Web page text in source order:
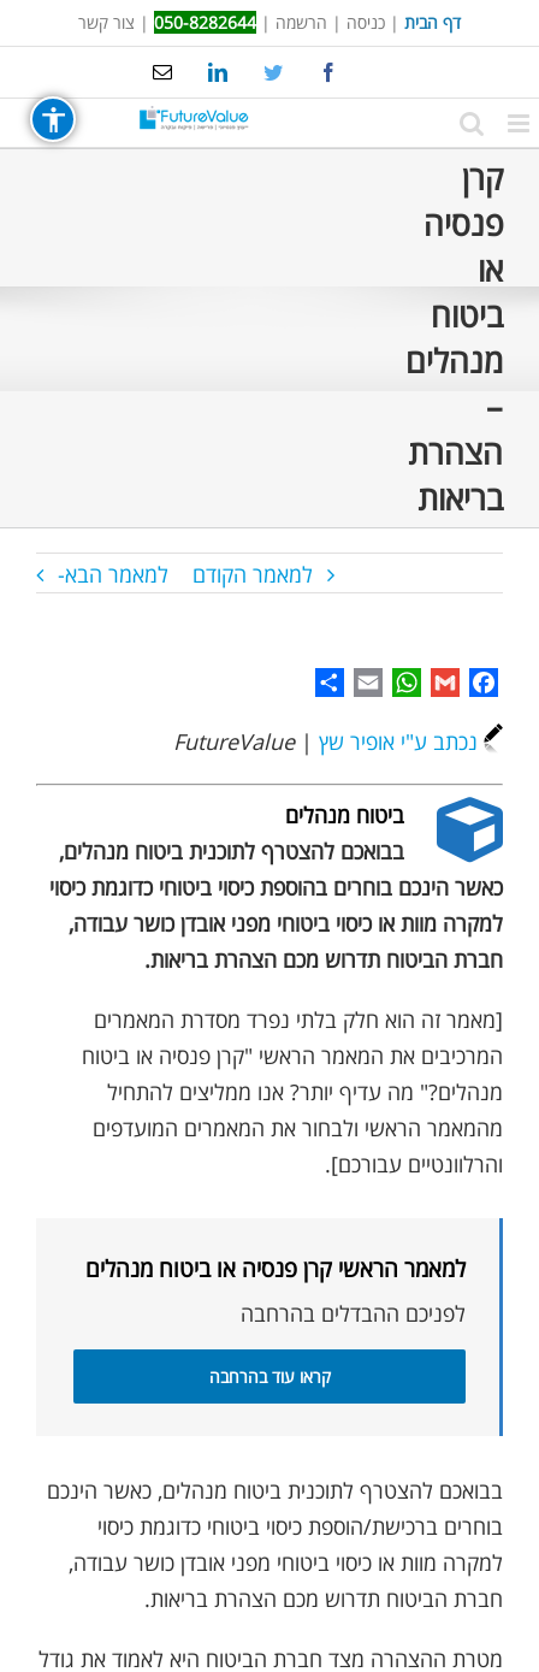
to
דף הבית | כניסה | הרשמה |
050-8282644
| צור קשר
Facebook
Twitter
LinkedIn
Email
קרן
פנסיה
או
ביטוח
מנהלים
–
הצהרת
בריאות
למאמר הקודם למאמר הבא-
Facebook
Gmail
WhatsApp
Email
נכתב ע"י אופיר שץ |
FutureValue
ביטוח מנהלים
בבואכם להצטרף לתוכנית ביטוח מנהלים,
כאשר הינכם בוחרים בהוספת כיסוי ביטוחי כדוגמת כיסוי
למקרה מוות או כיסוי ביטוחי מפני אובדן כושר עבודה,
חברת הביטוח תדרוש מכם הצהרת בריאות.
[מאמר זה הוא חלק בלתי נפרד מסדרת המאמרים
המרכיבים את המאמר הראשי "קרן פנסיה או ביטוח
מנהלים?" מה עדיף יותר? אנו ממליצים להתחיל
מהמאמר הראשי ולבחור את המאמרים המועדפים
והרלוונטיים עבורכם].
למאמר הראשי קרן פנסיה או ביטוח מנהלים
לפניכם ההבדלים בהרחבה
קראו עוד בהרחבה
בבואכם להצטרף לתוכנית ביטוח מנהלים, כאשר הינכם
בוחרים ברכישת/הוספת כיסוי ביטוחי כדוגמת כיסוי
למקרה מוות או כיסוי ביטוחי מפני אובדן כושר עבודה,
חברת הביטוח תדרוש מכם הצהרת בריאות.
מטרת ההצהרה מצד חברת הביטוח היא לאמוד את גודל